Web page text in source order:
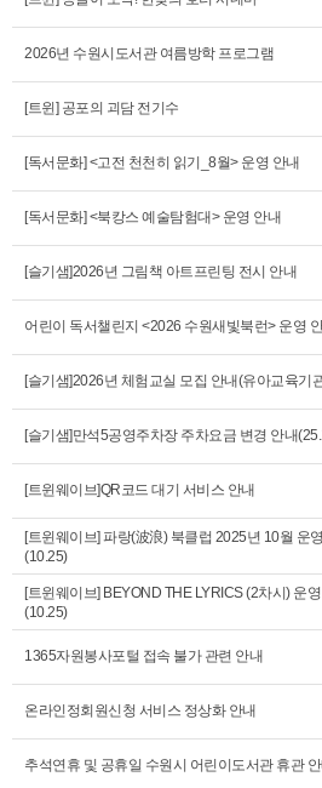
2026년 수원시도서관 여름방학 프로그램
[트윈] 공포의 괴담 전기수
[독서문화] <고전 천천히 읽기_8월> 운영 안내
[독서문화] <북캉스 예술탐험대> 운영 안내
[슬기샘]2026년 그림책 아트프린팅 전시 안내
어린이 독서챌린지 <2026 수원새빛북런> 운영
[슬기샘]2026년 체험교실 모집 안내(유아교육기
[슬기샘]만석5공영주차장 주차요금 변경 안내
[트윈웨이브]QR코드 대기 서비스 안내
[트윈웨이브] 파랑(波浪) 북클럽 2025년 10월 운
(10.25)
[트윈웨이브] BEYOND THE LYRICS (2차시) 운
(10.25)
1365자원봉사포털 접속 불가 관련 안내
온라인정회원신청 서비스 정상화 안내
추석연휴 및 공휴일 수원시 어린이도서관 휴관 안